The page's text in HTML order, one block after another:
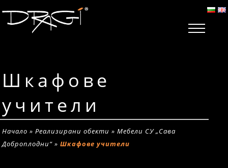
Шкафове
учители
Начало »Реализирани обекти »Мебели СУ „Сава
Доброплодни“ »Шкафове учители